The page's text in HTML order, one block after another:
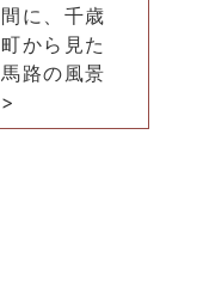
間に、千歳
町から見た
馬路の風景
>